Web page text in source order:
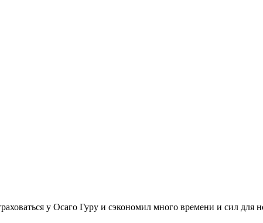
у Осаго Гуру и сэкономил много времени и сил для